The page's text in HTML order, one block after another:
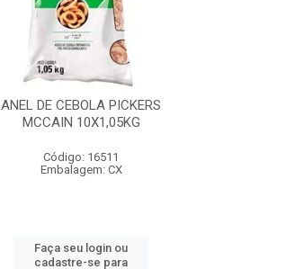
ANEL DE CEBOLA PICKERS
MCCAIN 10X1,05KG
Código: 16511
Embalagem: CX
Faça seu login ou
cadastre-se para